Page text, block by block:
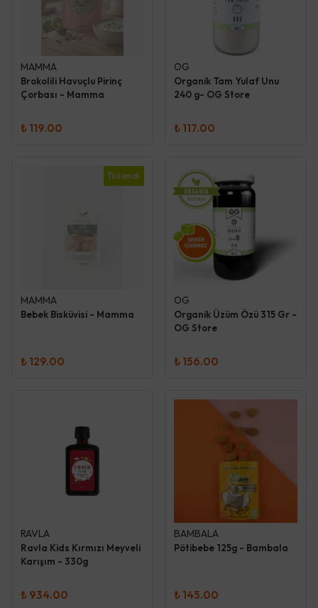
MAMMA
Brokolili Havuçlu Pirinç
Çorbası - Mamma
₺ 119.00
OG
Organik Tam Yulaf Unu
240 g- OG Store
₺ 117.00
Tükendi
MAMMA
Bebek Bisküvisi - Mamma
₺ 129.00
OG
Organik Üzüm Özü 315 Gr -
OG Store
₺ 156.00
RAVLA
Ravla Kids Kırmızı Meyveli
Karışım - 330g
₺ 934.00
BAMBALA
Pötibebe 125g - Bambala
₺ 145.00